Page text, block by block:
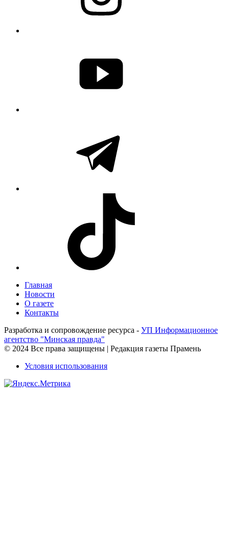
Главная
Новости
О газете
Контакты
Разработка и сопровождение ресурса - УП Информационное
агентство "Минская правда"
© 2024 Все права защищены | Редакция газеты Прамень
Условия использования